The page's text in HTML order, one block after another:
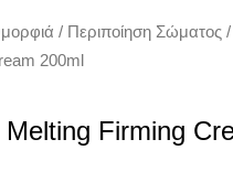
/ Περιποίηση Σώματος
200ml
Firming